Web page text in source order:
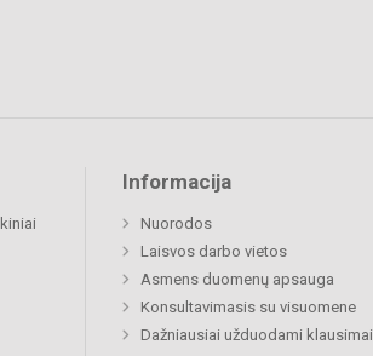
Informacija
Nuorodos
Laisvos darbo vietos
Asmens duomenų apsauga
Konsultavimasis su visuomene
Dažniausiai užduodami klausimai